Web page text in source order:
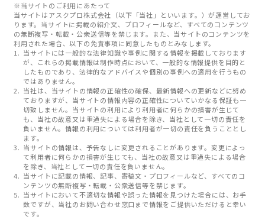
※当サイトのご利用にあたって
当サイトはアスクプロ株式会社（以下「当社」といいます。）が運営してお
ります。当サイトに掲載の紹介文、プロフィールなど、すべてのコンテンツ
の無断複写・転載・公衆送信等を禁じます。また、当サイトのコンテンツを
利用された場合、以下の免責事項に同意したものとみなします。
当サイトには一般的な法律知識や事例に関する情報を掲載しております
が、これらの掲載情報は制作時点において、一般的な情報提供を目的と
したものであり、法律的なアドバイスや個別の事例への適用を行うもの
ではありません。
当社は、当サイトの情報の正確性の確保、最新情報への更新などに努め
ておりますが、当サイトの情報内容の正確性についていかなる保証も一
切致しません。当サイトの利用により利用者に何らかの損害が生じて
も、当社の故意又は重過失による場合を除き、当社として一切の責任を
負いません。情報の利用については利用者が一切の責任を負うこととし
ます。
当サイトの情報は、予告なしに変更されることがあります。変更によっ
て利用者に何らかの損害が生じても、当社の故意又は重過失による場合
を除き、当社として一切の責任を負いません。
当サイトに記載の情報、記事、寄稿文・プロフィールなど、すべてのコ
ンテンツの無断複写・転載・公衆送信等を禁じます。
当サイトにおいて不適切な情報や誤った情報を見つけた場合には、お手
数ですが、当社のお問い合わせ窓口まで情報をご提供いただけると幸い
です。